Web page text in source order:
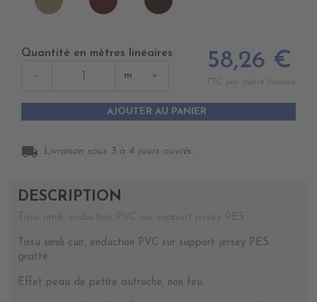
FASS
CLARET
CHOCOLAT
Quantité en mètres linéaires
− m +
58,26 €
TTC par mètre linéaire
AJOUTER AU PANIER
local_shipping Livraison sous 3 à 4 jours ouvrés.
DESCRIPTION
Tissu simili, enduction PVC sur support jersey PES
Tissu simili cuir, enduction PVC sur support jersey PES
gratté.
Effet peau de petite autruche, non feu.